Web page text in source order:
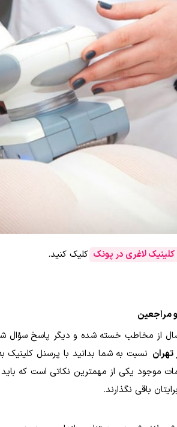
کلینیک لاغری در پونک کلیک کنید.
مراجعین
از مخاطب خسته شده و دیگر پاسخ سؤال
نسبت به شما بدانید با پرسنل
موجود یکی از مهمترین نکاتی است که
باقی نگذارند.